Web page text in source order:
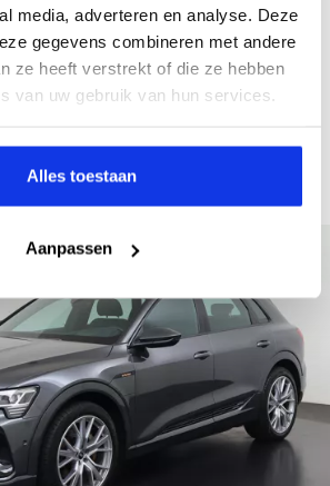
media, adverteren en analyse. Deze
gegevens combineren met andere
ze heeft verstrekt of die ze hebben
van uw gebruik van hun services.
Alles toestaan
Aanpassen
Hybride benzine
Automaat
Apple Carplay/Android Auto